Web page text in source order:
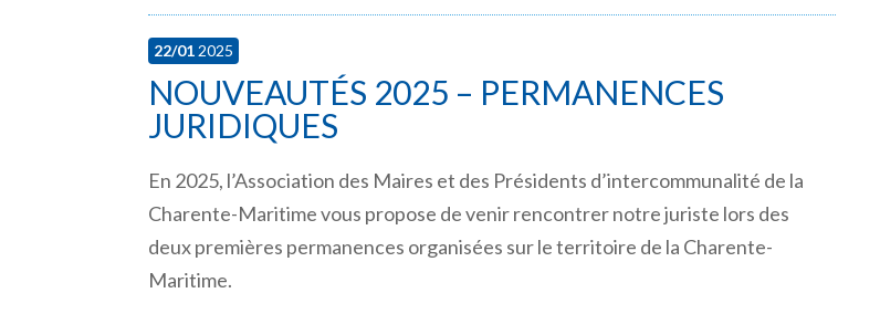
22/01 2025
NOUVEAUTÉS 2025 – PERMANENCES
JURIDIQUES
En 2025, l’Association des Maires et des Présidents d’intercommunalité de la
Charente-Maritime vous propose de venir rencontrer notre juriste lors des
deux premières permanences organisées sur le territoire de la Charente-
Maritime.